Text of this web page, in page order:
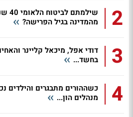
2
מהמדינה בגיל הפרישה?
3
דודי אפל, מיכאל קליינר
בחשד...
4
כשההורים מתבגרים והילדים
מנהלים הון...